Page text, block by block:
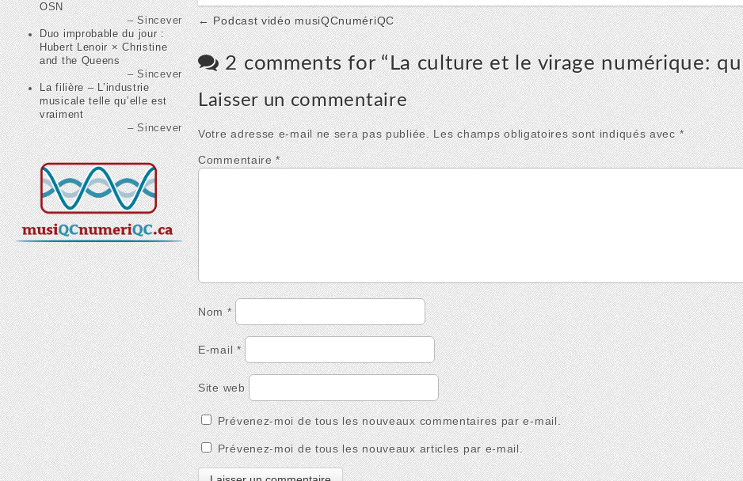
OSN
Sincever
Duo improbable du jour :
Hubert Lenoir × Christine
and the Queens
Sincever
La filière – L’industrie
musicale telle qu’elle est
vraiment
Sincever
Post
navigation
← Podcast vidéo musiQCnumériQC
2 comments for “La culture et le virage numérique:
Laisser un commentaire
Votre adresse e-mail ne sera pas publiée. Les champs obligatoires sont indiqués avec*
Commentaire*
Nom*
E-mail*
Site web
Prévenez-moi de tous les nouveaux commentaires par e-mail.
Prévenez-moi de tous les nouveaux articles par e-mail.